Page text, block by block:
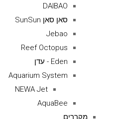
DAIBAO
סאן סאן SunSun
Jebao
Reef Octopus
Eden - עדן
Aquarium System
NEWA Jet
AquaBee
מקררים